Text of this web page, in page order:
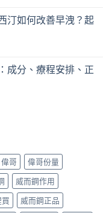
汀如何改善早洩？起
成分、療程安排、正
偉哥
偉哥份量
威而鋼作用
威而鋼正品